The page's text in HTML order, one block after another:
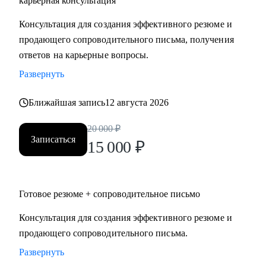
сферах:
• Продаж и работы с клиентами (B2B, B2C, B2G, E-
commerce)
• Финансов
• Образования/Ed-tech
• Маркетинга
• Закупок/Логистики.
Консультация для создания эффективного резюме и
продающего сопроводительного письма, получения
ответов на карьерные вопросы.
Развернуть
Ближайшая запись12 августа 2026
Записаться
20 000 ₽
15 000 ₽
Готовое резюме + сопроводительное письмо
Консультация для создания эффективного резюме и
продающего сопроводительного письма.
Развернуть